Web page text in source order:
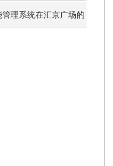
的应用
管理系统在汇京广场的